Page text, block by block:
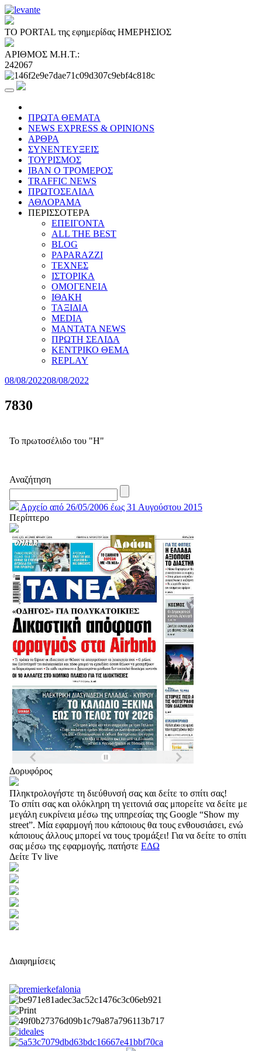
ΤΟ PORTAL της εφημερίδας ΗΜΕΡΗΣΙΟΣ
ΑΡΙΘΜΟΣ Μ.Η.Τ.:
242067
ΠΡΩΤΑ ΘΕΜΑΤΑ
NEWS EXPRESS & OPINIONS
ΑΡΘΡΑ
ΣΥΝΕΝΤΕΥΞΕΙΣ
ΤΟΥΡΙΣΜΟΣ
ΙΒΑΝ Ο ΤΡΟΜΕΡΟΣ
TRAFFIC NEWS
ΠΡΩΤΟΣΕΛΙΔΑ
ΑΘΛΟΡΑΜΑ
ΠΕΡΙΣΣΟΤΕΡΑ
ΕΠΕΙΓΟΝΤΑ
ALL THE BEST
BLOG
PAPARAZZI
ΤΕΧΝΕΣ
ΙΣΤΟΡΙΚΑ
ΟΜΟΓΕΝΕΙΑ
ΙΘΑΚΗ
ΤΑΞΙΔΙΑ
MEDIA
MANTATA NEWS
ΠΡΩΤΗ ΣΕΛΙΔΑ
ΚΕΝΤΡΙΚΟ ΘΕΜΑ
REPLAY
08/08/202208/08/2022
7830
Το πρωτοσέλιδο του "Η"
Αναζήτηση
Αρχείο από 26/05/2006 έως 31 Αυγούστου 2015
Περίπτερο
Δορυφόρος
Πληκτρολογήστε τη διεύθυνσή σας και δείτε το σπίτι σας!
Το σπίτι σας και ολόκληρη τη γειτονιά σας μπορείτε να δείτε με
μεγάλη ευκρίνεια μέσω της υπηρεσίας της Google “Show my
street”. Μία εφαρμογή που κάποιους θα τους ενθουσιάσει, ενώ
κάποιους άλλους μπορεί να τους τρομάξει! Για να δείτε το σπίτι
σας μέσω της εφαρμογής, πατήστε ΕΔΩ
Δείτε Tv live
Διαφημίσεις